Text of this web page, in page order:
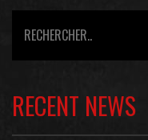
RECENT NEWS